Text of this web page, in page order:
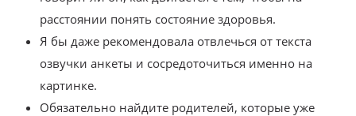
расстоянии понять состояние здоровья.
Я бы даже рекомендовала отвлечься от текста
озвучки анкеты и сосредоточиться именно на
картинке.
Обязательно найдите родителей, которые уже